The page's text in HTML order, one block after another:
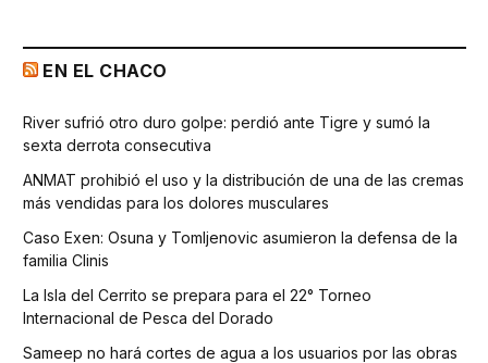
EN EL CHACO
River sufrió otro duro golpe: perdió ante Tigre y sumó la
sexta derrota consecutiva
ANMAT prohibió el uso y la distribución de una de las cremas
más vendidas para los dolores musculares
Caso Exen: Osuna y Tomljenovic asumieron la defensa de la
familia Clinis
La Isla del Cerrito se prepara para el 22° Torneo
Internacional de Pesca del Dorado
Sameep no hará cortes de agua a los usuarios por las obras